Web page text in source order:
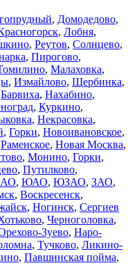
, Домодедово,
, Лобня,
, Реутов, Солнцево,
, Пирогово,
, Малаховка,
, Измайлово, Щербинка,
Барвиха, Нахабино,
, Куркино,
, Некрасовка,
, Горки, Новоивановское,
Раменское, Новая Москва,
, Монино, Горки,
, Путилково,
, ЮАО, ЮЗАО, ЗАО,
, Воскресенск,
, Ногинск, Сергиев
, Черноголовка,
Зуево, Наро-
, Тучково, Ликино-
, Павшинская пойма,